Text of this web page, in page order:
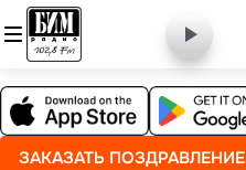
ЗАКАЗАТЬ ПОЗДРАВЛЕНИЕ